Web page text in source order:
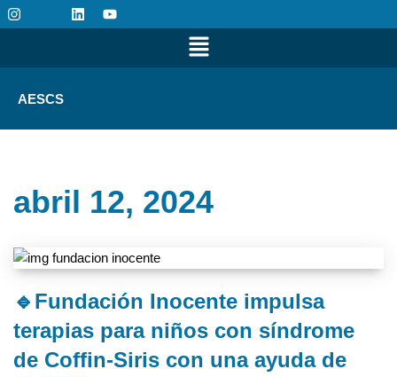
al
AESCS
abril 12, 2024
🔹Fundación Inocente impulsa
terapias para niños con síndrome
de Coffin-Siris con una ayuda de